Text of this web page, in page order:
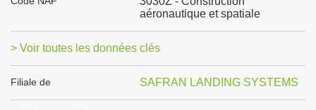
aéronautique et spatiale
> Voir toutes les données clés
Filiale de SAFRAN LANDING SYSTEMS